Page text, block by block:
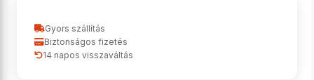
Gyors szállítás
Biztonságos fizetés
14 napos visszaváltás